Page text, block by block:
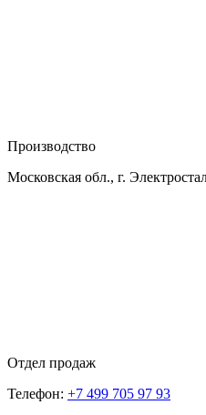
Производство
Московская обл., г.
Отдел продаж
Телефон: +7 499 705 97 93